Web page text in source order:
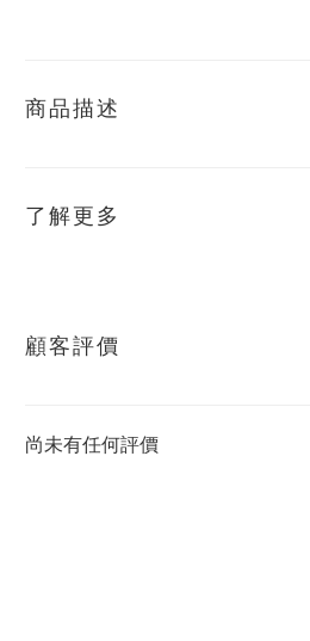
商品描述
了解更多
顧客評價
尚未有任何評價